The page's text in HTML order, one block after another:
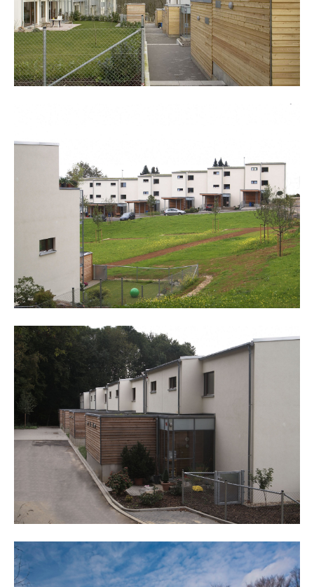
sociis natoque penatibus et magnis dis parturient
montes, nascetur ridiculus mus. donec quam felis,
ultricies nec.